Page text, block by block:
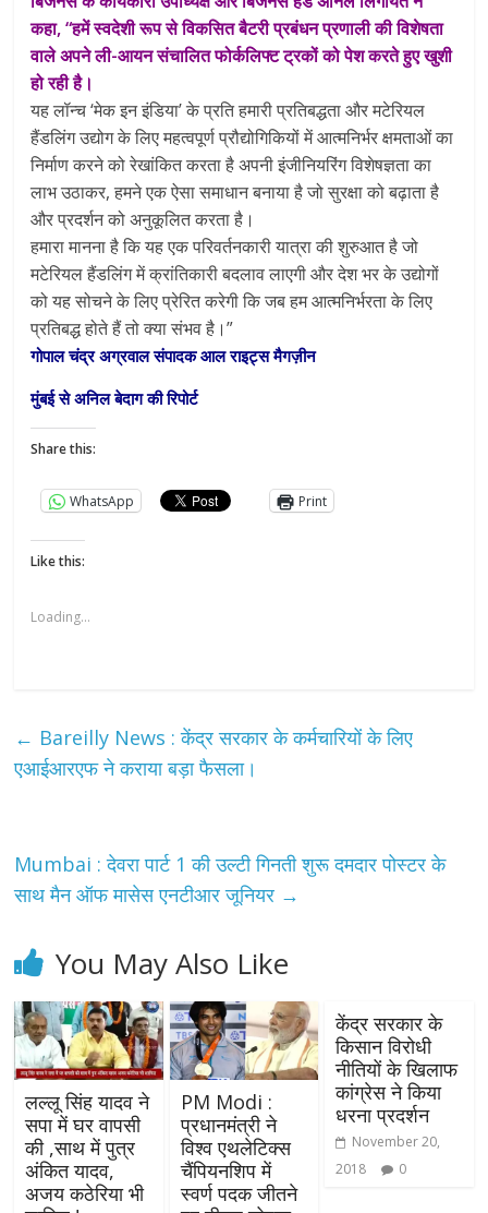
कहा, “हमें स्वदेशी रूप से विकसित बैटरी प्रबंधन प्रणाली की विशेषता
वाले अपने ली-आयन संचालित फोर्कलिफ्ट ट्रकों को पेश करते हुए खुशी
हो रही है।
यह लॉन्च ‘मेक इन इंडिया’ के प्रति हमारी प्रतिबद्धता और मटेरियल
हैंडलिंग उद्योग के लिए महत्वपूर्ण प्रौद्योगिकियों में आत्मनिर्भर क्षमताओं का
निर्माण करने को रेखांकित करता है अपनी इंजीनियरिंग विशेषज्ञता का
लाभ उठाकर, हमने एक ऐसा समाधान बनाया है जो सुरक्षा को बढ़ाता है
और प्रदर्शन को अनुकूलित करता है।
हमारा मानना है कि यह एक परिवर्तनकारी यात्रा की शुरुआत है जो
मटेरियल हैंडलिंग में क्रांतिकारी बदलाव लाएगी और देश भर के उद्योगों
को यह सोचने के लिए प्रेरित करेगी कि जब हम आत्मनिर्भरता के लिए
प्रतिबद्ध होते हैं तो क्या संभव है।”
गोपाल चंद्र अग्रवाल संपादक आल राइट्स मैगज़ीन
मुंबई से अनिल बेदाग की रिपोर्ट
Share this:
WhatsApp Print
Like this:
Loading...
← Bareilly News : केंद्र सरकार के कर्मचारियों के लिए
एआईआरएफ ने कराया बड़ा फैसला।
Mumbai : देवरा पार्ट 1 की उल्टी गिनती शुरू दमदार पोस्टर के
साथ मैन ऑफ मासेस एनटीआर जूनियर →
You May Also Like
लल्लू सिंह यादव ने
सपा में घर वापसी
की ,साथ में पुत्र
अंकित यादव,
अजय कठेरिया भी
PM Modi :
प्रधानमंत्री ने
विश्व एथलेटिक्स
चैंपियनशिप में
स्वर्ण पदक जीतने
केंद्र सरकार के
किसान विरोधी
नीतियों के खिलाफ
कांग्रेस ने किया
धरना प्रदर्शन
November 20,
2018
0